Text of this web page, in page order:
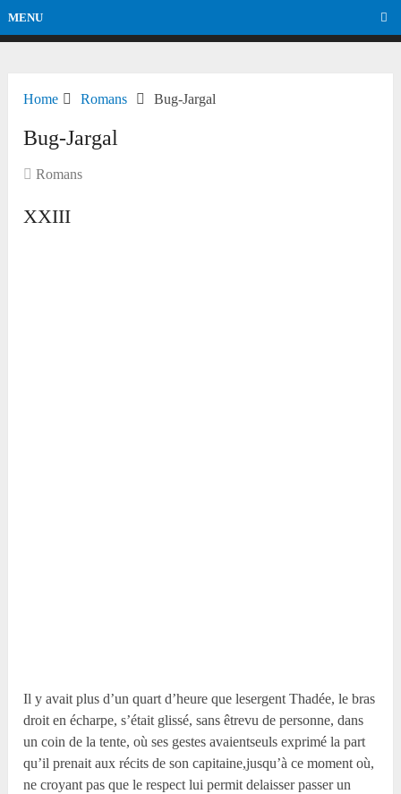
MENU
Home Romans Bug-Jargal
Bug-Jargal
Romans
XXIII
Il y avait plus d’un quart d’heure que lesergent Thadée, le bras
droit en écharpe, s’était glissé, sans êtrevu de personne, dans
un coin de la tente, où ses gestes avaientseuls exprimé la part
qu’il prenait aux récits de son capitaine,jusqu’à ce moment où,
ne croyant pas que le respect lui permit delaisser passer un